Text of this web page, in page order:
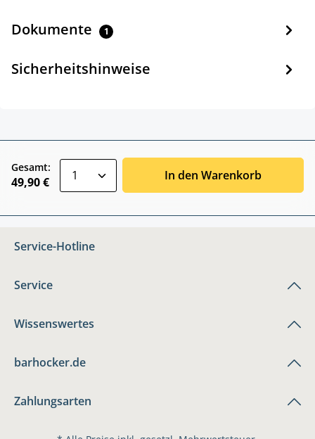
Dokumente 1
Sicherheitshinweise
Gesamt:
49,90 € In den Warenkorb
Service-Hotline
Service
Wissenswertes
barhocker.de
Zahlungsarten